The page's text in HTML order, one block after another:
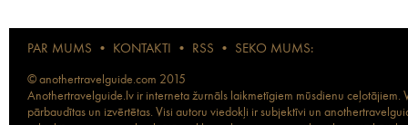
PAR MUMS • KONTAKTI • RSS • SEKO MUMS:
© anothertravelguide.com 2015
Anothertravelguide.lv ir interneta žurnāls laikmetīgiem mūsdienu
pārbaudītas un izvērtētas. Visi autoru viedokļi ir subjektīvi un